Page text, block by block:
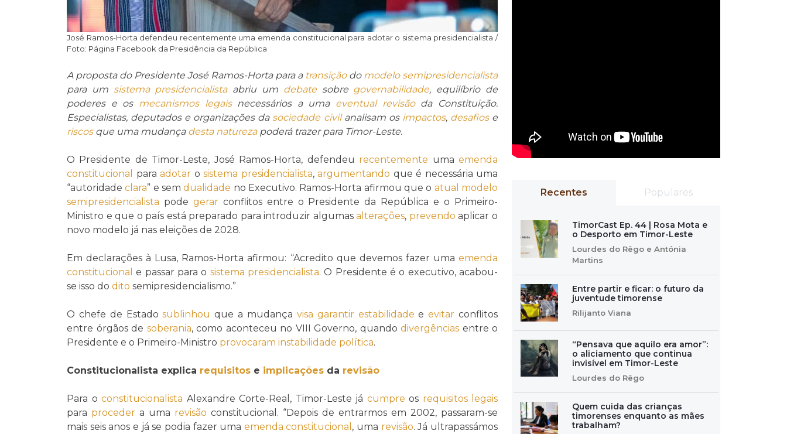
José Ramos-Horta defendeu recentemente uma emenda constitucional para adotar o sistema presidencialista /
Foto: Página Facebook da Presidência da República
A proposta do Presidente José Ramos-Horta para a transiçãodo modelo semipresidencialista
para um sistema presidencialistaabriu um debatesobre governabilidade, equilíbrio de
poderes e os mecanismos legaisnecessários a uma eventual revisãoda Constituição.
Especialistas, deputados e organizações da sociedade civilanalisam os impactos, desafiose
riscosque uma mudança desta naturezapoderá trazer para Timor-Leste.
O Presidente de Timor-Leste, José Ramos-Horta, defendeu recentemente umaemenda
constitucional
para adotar o sistema presidencialista, argumentando que é necessária uma
“autoridadeclara” e semdualidade no Executivo. Ramos-Horta afirmou que o atual modelo
semipresidencialista pode gerarconflitos entre o Presidente da República e o Primeiro-
Ministro e que o país está preparado para introduzir algumasalterações, prevendo aplicar o
novo modelo já nas eleições de 2028.
Em declarações à Lusa, Ramos-Horta afirmou: “Acredito que devemos fazer uma emenda
constitucional e passar para o sistema presidencialista. O Presidente é o executivo, acabou-
se isso do dito semipresidencialismo.”
O chefe de Estadosublinhou que a mudança visa garantir estabilidade eevitar conflitos
entre órgãos de soberania, como aconteceu no VIII Governo, quando divergências entre o
Presidente e o Primeiro-Ministro provocaram instabilidade política.
Constitucionalista explica requisitos e implicações da revisão
Para o constitucionalista Alexandre Corte-Real, Timor-Leste já cumpre os requisitos
legais
para proceder a uma revisão constitucional. “Depois de entrarmos em 2002, passaram-se
mais seis anos e já se podia fazer uma emenda constitucional , uma revisão. Já ultrapassámos
Recentes Populares
TimorCast Ep. 44 | Rosa Mota e
o Desporto em Timor-Leste
Lourdes do Rêgo e Antónia
Martins
Entre partir e ficar: o futuro da
juventude timorense
Rilijanto Viana
“Pensava que aquilo era amor”:
o aliciamento que continua
invisível em Timor-Leste
Lourdes do Rêgo
Quem cuida das crianças
timorenses enquanto as mães
trabalham?